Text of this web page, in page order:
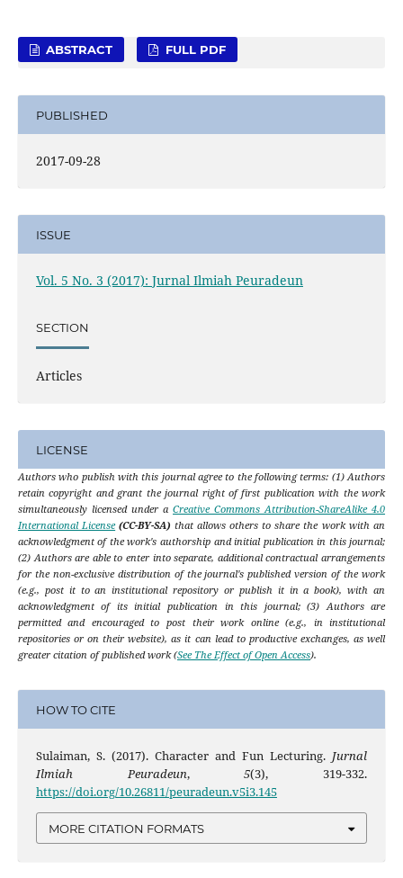
ABSTRACT FULL PDF
PUBLISHED
2017-09-28
ISSUE
Vol. 5 No. 3 (2017): Jurnal Ilmiah Peuradeun
SECTION
Articles
LICENSE
Authors who publish with this journal agree to the following terms: (1) Authors
retain copyright and grant the journal right of first publication with the work
simultaneously licensed under aCreative Commons Attribution-ShareAlike 4.0
International License (CC-BY-SA) that allows others to share the work with an
acknowledgment of the work's authorship and initial publication in this journal;
(2) Authors are able to enter into separate, additional contractual arrangements
for the non-exclusive distribution of the journal's published version of the work
(e.g., post it to an institutional repository or publish it in a book), with an
acknowledgment of its initial publication in this journal; (3) Authors are
permitted and encouraged to post their work online (e.g., in institutional
repositories or on their website), as it can lead to productive exchanges, as well
greater citation of published work (See The Effect of Open Access).
HOW TO CITE
Sulaiman, S. (2017). Character and Fun Lecturing. Jurnal
Ilmiah Peuradeun,5(3), 319-332.
https://doi.org/10.26811/peuradeun.v5i3.145
MORE CITATION FORMATS